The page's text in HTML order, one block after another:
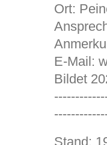
Ort:
E-Mail:
Bildet
Stand: